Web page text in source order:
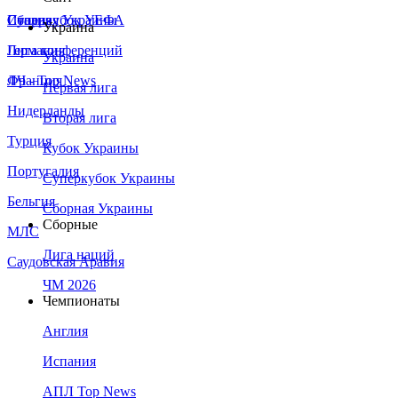
Сборная Украины
Италия
Германия
Франция
Нидерланды
Турция
Португалия
Бельгия
МЛС
Саудовская Аравия
Суперкубок УЕФА
Лига конференций
ЛЧ - Top News
Украина
Украина
Первая лига
Вторая лига
Кубок Украины
Суперкубок Украины
Сборная Украины
Сборные
Лига наций
ЧМ 2026
Чемпионаты
Англия
Испания
АПЛ Top News